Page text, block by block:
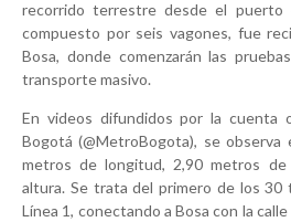
recorrido terrestre desde el puerto
compuesto por seis vagones, fue
Bosa, donde comenzarán las
transporte masivo.
En videos difundidos por la cuenta
Bogotá (@MetroBogota), se
metros de longitud, 2,90 metros
altura. Se trata del primero de los 30
Línea 1, conectando a Bosa con la